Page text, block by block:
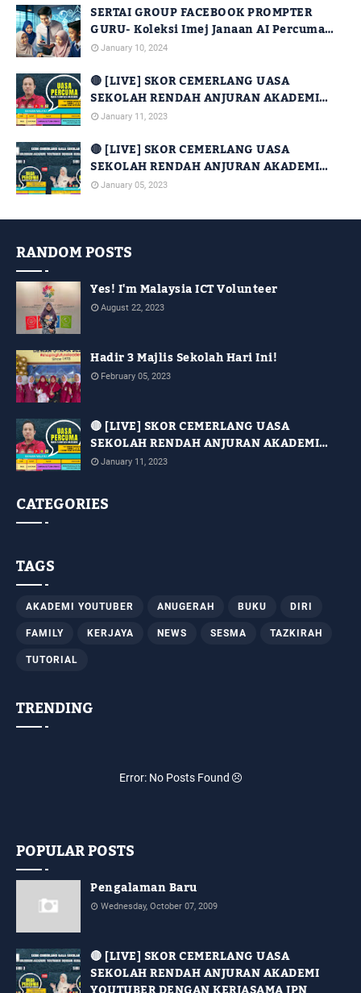
SERTAI GROUP FACEBOOK PROMPTER
GURU- Koleksi Imej Janaan AI Percuma
Untuk Kegunaan Guru
January 10, 2024
🔴 [LIVE] SKOR CEMERLANG UASA
SEKOLAH RENDAH ANJURAN AKADEMI
YOUTUBER DENGAN KERJASAMA JPN
January 11, 2023
🔴 [LIVE] SKOR CEMERLANG UASA
SEKOLAH RENDAH ANJURAN AKADEMI
YOUTUBER DENGAN KERJASAMA JPN
January 05, 2023
RANDOM POSTS
Yes! I'm Malaysia ICT Volunteer
August 22, 2023
Hadir 3 Majlis Sekolah Hari Ini!
February 05, 2023
🔴 [LIVE] SKOR CEMERLANG UASA
SEKOLAH RENDAH ANJURAN AKADEMI
YOUTUBER DENGAN KERJASAMA JPN
January 11, 2023
CATEGORIES
TAGS
AKADEMI YOUTUBER ANUGERAH BUKU DIRI
FAMILY KERJAYA NEWS SESMA TAZKIRAH
TUTORIAL
TRENDING
Error: No Posts Found
POPULAR POSTS
Pengalaman Baru
Wednesday, October 07, 2009
🔴 [LIVE] SKOR CEMERLANG UASA
SEKOLAH RENDAH ANJURAN AKADEMI